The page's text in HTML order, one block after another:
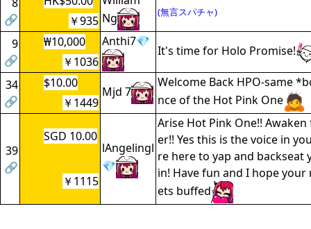
🔗
Ng
(無言スパチャ)
￥935
9
🔗
₩10,000 Anthi7💎
It's time for Holo Promise!
￥1036
34
🔗
$10.00
Mjd 7
Welcome Back HPO-same
nce of the Hot Pink One
￥1449
39
🔗
SGD 10.00
lAngelingl
💎
Arise Hot Pink One!!
er!! Yes this is the voice in
re here to yap and backseat
in! Have fun and I hope
ets buffed
￥1115